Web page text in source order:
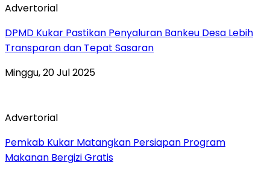
Advertorial
DPMD Kukar Pastikan Penyaluran Bankeu Desa Lebih
Transparan dan Tepat Sasaran
Minggu, 20 Jul 2025
Advertorial
Pemkab Kukar Matangkan Persiapan Program
Makanan Bergizi Gratis